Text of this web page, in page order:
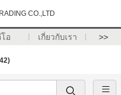
CO.,LTD
อ เกี่ยวกับเรา >>